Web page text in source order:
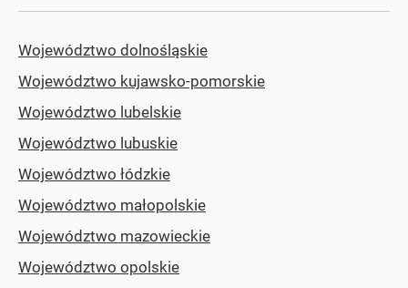
Województwo dolnośląskie
Województwo kujawsko-pomorskie
Województwo lubelskie
Województwo lubuskie
Województwo łódzkie
Województwo małopolskie
Województwo mazowieckie
Województwo opolskie